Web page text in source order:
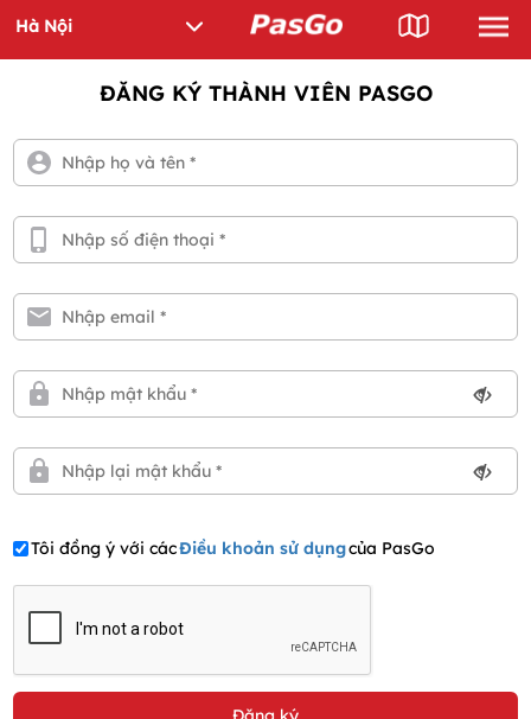
ĐĂNG KÝ THÀNH VIÊN PASGO
Tôi đồng ý với cácĐiều khoản sử dụngcủa PasGo